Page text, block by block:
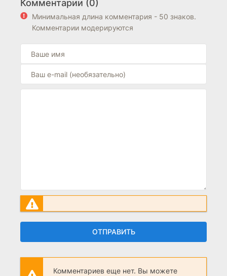
находится выше блока FAQ на странице.
Комментарии (0)
Минимальная длина комментария - 50 знаков.
Комментарии модерируются
ОТПРАВИТЬ
Комментариев еще нет. Вы можете